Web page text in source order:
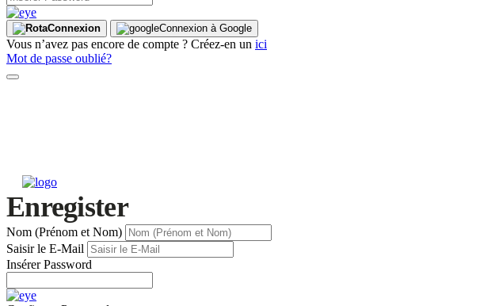
Connexion Connexion à Google
Vous n’avez pas encore de compte ? Créez-en un ici
Mot de passe oublié?
Enregister
Nom (Prénom et Nom)
Saisir le E-Mail
Insérer Password